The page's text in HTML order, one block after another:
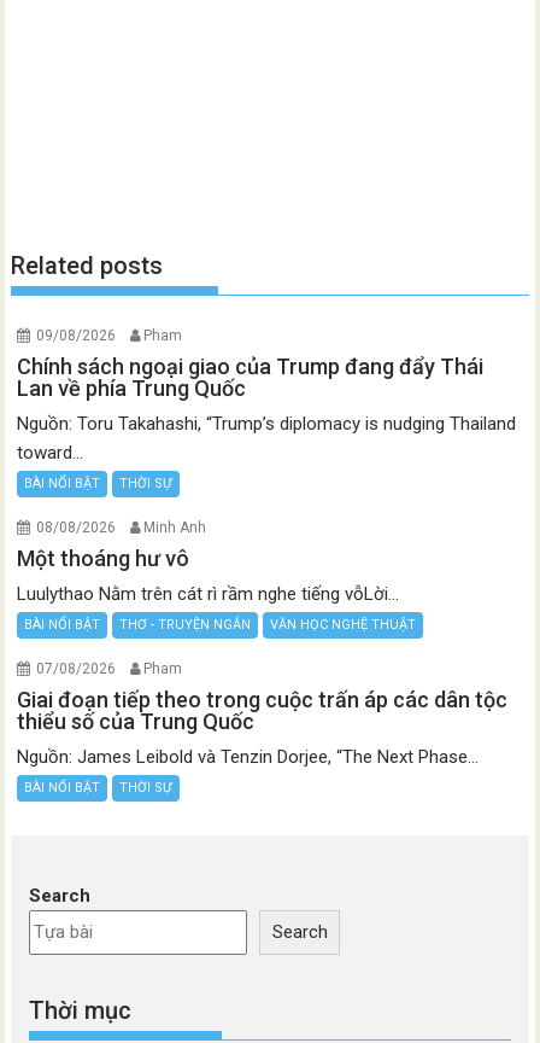
Related posts
09/08/2026 Pham
Chính sách ngoại giao của Trump đang đẩy Thái
Lan về phía Trung Quốc
Nguồn: Toru Takahashi, “Trump’s diplomacy is nudging Thailand
toward...
BÀI NỔI BẬT THỜI SỰ
08/08/2026 Minh Anh
Một thoáng hư vô
Luulythao Nằm trên cát rì rầm nghe tiếng vỗLời...
BÀI NỔI BẬT THƠ - TRUYỆN NGẮN VĂN HỌC NGHỆ THUẬT
07/08/2026 Pham
Giai đoạn tiếp theo trong cuộc trấn áp các dân tộc
thiểu số của Trung Quốc
Nguồn: James Leibold và Tenzin Dorjee, “The Next Phase...
BÀI NỔI BẬT THỜI SỰ
Search
Search
Thời mục